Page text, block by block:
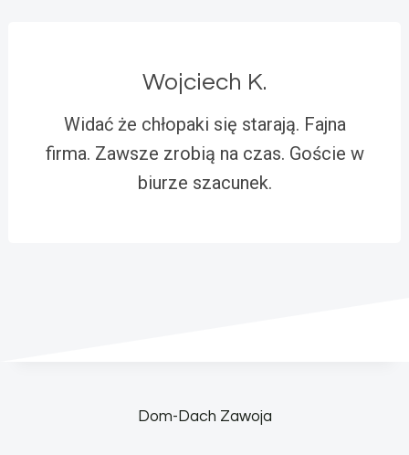
Wojciech K.
Widać że chłopaki się starają. Fajna
firma. Zawsze zrobią na czas. Goście w
biurze szacunek.
Dom-Dach Zawoja